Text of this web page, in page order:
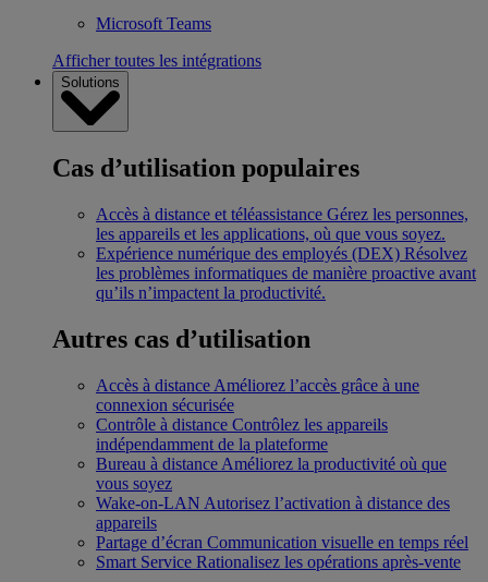
Microsoft Teams
Afficher toutes les intégrations
Solutions
Cas d’utilisation populaires
Accès à distance et téléassistance Gérez les personnes,
les appareils et les applications, où que vous soyez.
Expérience numérique des employés (DEX) Résolvez
les problèmes informatiques de manière proactive avant
qu’ils n’impactent la productivité.
Autres cas d’utilisation
Accès à distance Améliorez l’accès grâce à une
connexion sécurisée
Contrôle à distance Contrôlez les appareils
indépendamment de la plateforme
Bureau à distance Améliorez la productivité où que
vous soyez
Wake-on-LAN Autorisez l’activation à distance des
appareils
Partage d’écran Communication visuelle en temps réel
Smart Service Rationalisez les opérations après-vente